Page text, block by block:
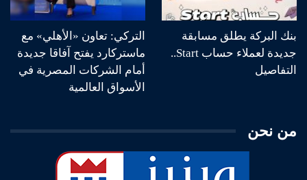
بنك البركة يطلق مسابقة
جديدة لعملاء حساب Start..
التفاصيل
التركي: تعاون «الأهلي» مع
ماستركارد يفتح آفاقا جديدة
أمام الشركات المصرية في
الأسواق العالمية
من نحن